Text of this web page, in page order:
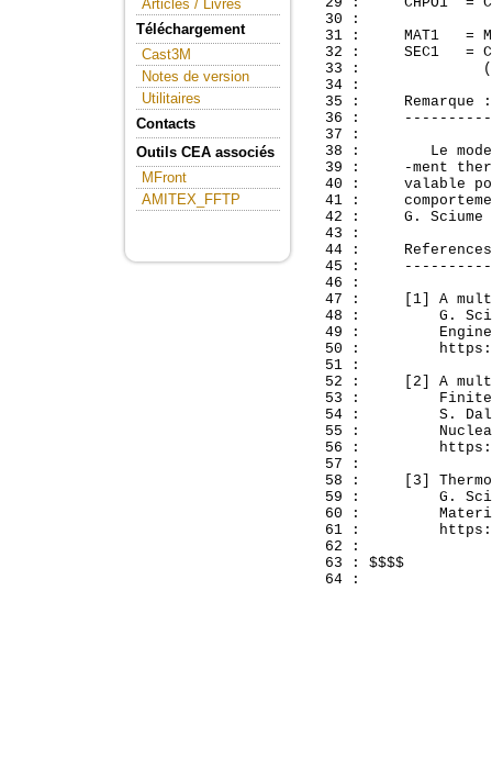
Articles / Livres
Téléchargement
Cast3M
Notes de version
Utilitaires
Contacts
Outils CEA associés
MFront
AMITEX_FFTP
  30 :
31 :     MAT1   =
32 :     SEC1   =
33 :
  34 :
  35 :     Remarque :
  36 :     ----------
  37 :
38 :        Le
39 :     -ment
40 :     valable
41 :
42 :     G. Sciume
  43 :
44 :
45 :
  46 :
47 :     [1] A
48 :         G.
49 :
50 :
  51 :
52 :     [2] A
53 :
54 :         S.
55 :
56 :
  57 :
58 :     [3]
59 :         G.
60 :
61 :
  62 :
  63 : $$$$